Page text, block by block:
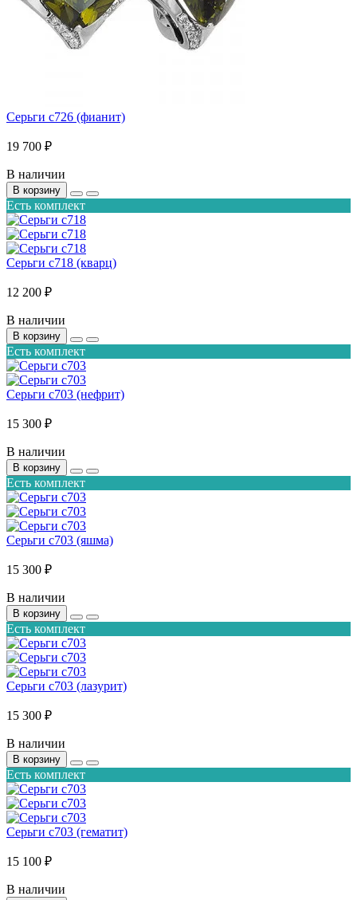
Серьги с726 (фианит)
19 700 ₽
В наличии
В корзину
Есть комплект
Серьги с718 (кварц)
12 200 ₽
В наличии
В корзину
Есть комплект
Серьги с703 (нефрит)
15 300 ₽
В наличии
В корзину
Есть комплект
Серьги с703 (яшма)
15 300 ₽
В наличии
В корзину
Есть комплект
Серьги с703 (лазурит)
15 300 ₽
В наличии
В корзину
Есть комплект
Серьги с703 (гематит)
15 100 ₽
В наличии